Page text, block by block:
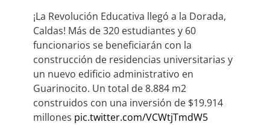
¡La Revolución Educativa llegó a la Dorada,
Caldas! Más de 320 estudiantes y 60
funcionarios se beneficiarán con la
construcción de residencias universitarias y
un nuevo edificio administrativo en
Guarinocito. Un total de 8.884 m2
construidos con una inversión de $19.914
millones pic.twitter.com/VCWtjTmdW5